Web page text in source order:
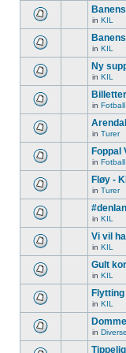
in KIL
in KIL
Ny
in KIL
in
in Turer
Foppal
in
Fløy -
in Turer
in KIL
Vi vil
in KIL
Gult
in KIL
in KIL
in Diverse